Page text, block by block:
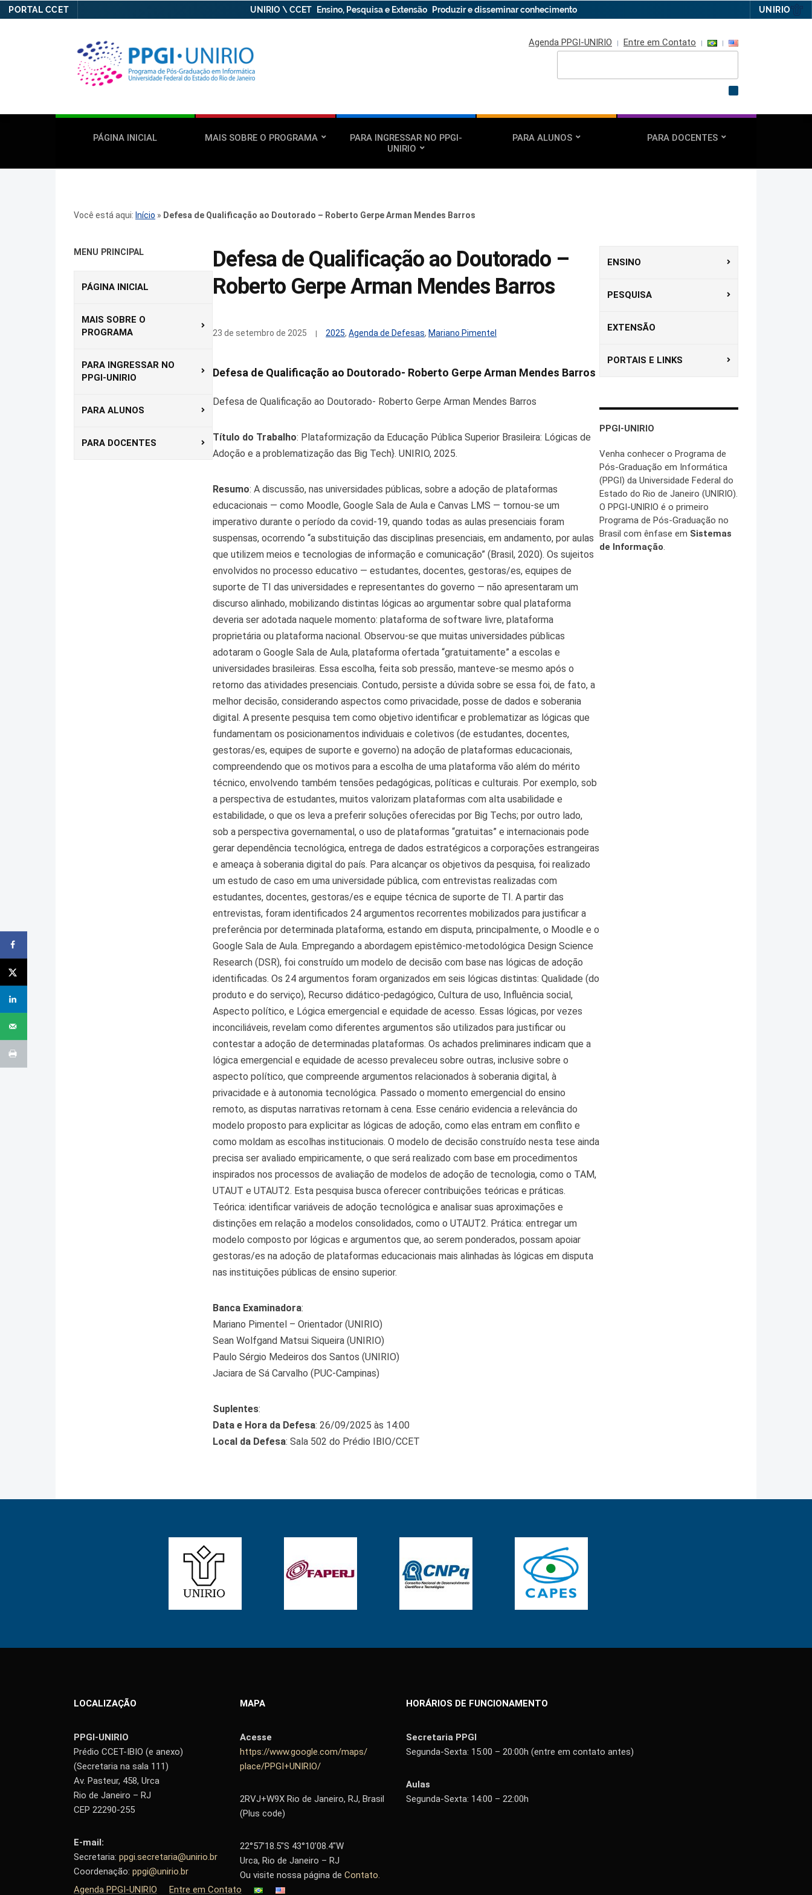
PORTAL CCET UNIRIO \ CCET Ensino, Pesquisa e Extensão Produzir e disseminar conhecimento UNIRIO
Agenda PPGI-UNIRIO Entre em Contato
por:
PÁGINA INICIAL MAIS SOBRE O PROGRAMA
PARA INGRESSAR NO PPGI-
UNIRIO
PARA ALUNOS PARA DOCENTES
Você está aqui: Início » Defesa de Qualificação ao Doutorado – Roberto Gerpe Arman Mendes Barros
MENU PRINCIPAL
PÁGINA INICIAL
MAIS SOBRE O
PROGRAMA
PARA INGRESSAR NO
PPGI-UNIRIO
PARA ALUNOS
PARA DOCENTES
Defesa de Qualificação ao Doutorado –
Roberto Gerpe Arman Mendes Barros
23 de setembro de 2025 2025, Agenda de Defesas, Mariano Pimentel
Defesa de Qualificação ao Doutorado- Roberto Gerpe Arman Mendes Barros
Defesa de Qualificação ao Doutorado- Roberto Gerpe Arman Mendes Barros
Título do Trabalho: Plataformização da Educação Pública Superior Brasileira: Lógicas de
Adoção e a problematização das Big Tech}. UNIRIO, 2025.
Resumo: A discussão, nas universidades públicas, sobre a adoção de plataformas
educacionais — como Moodle, Google Sala de Aula e Canvas LMS — tornou-se um
imperativo durante o período da covid-19, quando todas as aulas presenciais foram
suspensas, ocorrendo “a substituição das disciplinas presenciais, em andamento, por aulas
que utilizem meios e tecnologias de informação e comunicação” (Brasil, 2020). Os sujeitos
envolvidos no processo educativo — estudantes, docentes, gestoras/es, equipes de
suporte de TI das universidades e representantes do governo — não apresentaram um
discurso alinhado, mobilizando distintas lógicas ao argumentar sobre qual plataforma
deveria ser adotada naquele momento: plataforma de software livre, plataforma
proprietária ou plataforma nacional. Observou-se que muitas universidades públicas
adotaram o Google Sala de Aula, plataforma ofertada “gratuitamente” a escolas e
universidades brasileiras. Essa escolha, feita sob pressão, manteve-se mesmo após o
retorno das atividades presenciais. Contudo, persiste a dúvida sobre se essa foi, de fato, a
melhor decisão, considerando aspectos como privacidade, posse de dados e soberania
digital. A presente pesquisa tem como objetivo identificar e problematizar as lógicas que
fundamentam os posicionamentos individuais e coletivos (de estudantes, docentes,
gestoras/es, equipes de suporte e governo) na adoção de plataformas educacionais,
compreendendo que os motivos para a escolha de uma plataforma vão além do mérito
técnico, envolvendo também tensões pedagógicas, políticas e culturais. Por exemplo, sob
a perspectiva de estudantes, muitos valorizam plataformas com alta usabilidade e
estabilidade, o que os leva a preferir soluções oferecidas por Big Techs; por outro lado,
sob a perspectiva governamental, o uso de plataformas “gratuitas” e internacionais pode
gerar dependência tecnológica, entrega de dados estratégicos a corporações estrangeiras
e ameaça à soberania digital do país. Para alcançar os objetivos da pesquisa, foi realizado
um estudo de caso em uma universidade pública, com entrevistas realizadas com
estudantes, docentes, gestoras/es e equipe técnica de suporte de TI. A partir das
entrevistas, foram identificados 24 argumentos recorrentes mobilizados para justificar a
preferência por determinada plataforma, estando em disputa, principalmente, o Moodle e o
Google Sala de Aula. Empregando a abordagem epistêmico-metodológica Design Science
Research (DSR), foi construído um modelo de decisão com base nas lógicas de adoção
identificadas. Os 24 argumentos foram organizados em seis lógicas distintas: Qualidade (do
produto e do serviço), Recurso didático-pedagógico, Cultura de uso, Influência social,
Aspecto político, e Lógica emergencial e equidade de acesso. Essas lógicas, por vezes
inconciliáveis, revelam como diferentes argumentos são utilizados para justificar ou
contestar a adoção de determinadas plataformas. Os achados preliminares indicam que a
lógica emergencial e equidade de acesso prevaleceu sobre outras, inclusive sobre o
aspecto político, que compreende argumentos relacionados à soberania digital, à
privacidade e à autonomia tecnológica. Passado o momento emergencial do ensino
remoto, as disputas narrativas retornam à cena. Esse cenário evidencia a relevância do
modelo proposto para explicitar as lógicas de adoção, como elas entram em conflito e
como moldam as escolhas institucionais. O modelo de decisão construído nesta tese ainda
precisa ser avaliado empiricamente, o que será realizado com base em procedimentos
inspirados nos processos de avaliação de modelos de adoção de tecnologia, como o TAM,
UTAUT e UTAUT2. Esta pesquisa busca oferecer contribuições teóricas e práticas.
Teórica: identificar variáveis de adoção tecnológica e analisar suas aproximações e
distinções em relação a modelos consolidados, como o UTAUT2. Prática: entregar um
modelo composto por lógicas e argumentos que, ao serem ponderados, possam apoiar
gestoras/es na adoção de plataformas educacionais mais alinhadas às lógicas em disputa
nas instituições públicas de ensino superior.
Banca Examinadora:
Mariano Pimentel – Orientador (UNIRIO)
Sean Wolfgand Matsui Siqueira (UNIRIO)
Paulo Sérgio Medeiros dos Santos (UNIRIO)
Jaciara de Sá Carvalho (PUC-Campinas)
Suplentes:
Data e Hora da Defesa: 26/09/2025 às 14:00
Local da Defesa: Sala 502 do Prédio IBIO/CCET
ENSINO
PESQUISA
EXTENSÃO
PORTAIS E LINKS
PPGI-UNIRIO
Venha conhecer o Programa de
Pós-Graduação em Informática
(PPGI) da Universidade Federal do
Estado do Rio de Janeiro (UNIRIO).
O PPGI-UNIRIO é o primeiro
Programa de Pós-Graduação no
Brasil com ênfase em Sistemas
de Informação.
LOCALIZAÇÃO
PPGI-UNIRIO
Prédio CCET-IBIO (e anexo)
(Secretaria na sala 111)
Av. Pasteur, 458, Urca
Rio de Janeiro – RJ
CEP 22290-255
E-mail:
Secretaria: ppgi.secretaria@unirio.br
Coordenação: ppgi@unirio.br
MAPA
Acesse
https://www.google.com/maps/
place/PPGI+UNIRIO/
2RVJ+W9X Rio de Janeiro, RJ, Brasil
(Plus code)
22°57’18.5″S 43°10’08.4″W
Urca, Rio de Janeiro – RJ
Ou visite nossa página de Contato.
HORÁRIOS DE FUNCIONAMENTO
Secretaria PPGI
Segunda-Sexta: 15:00 – 20:00h (entre em contato antes)
Aulas
Segunda-Sexta: 14:00 – 22:00h
Agenda PPGI-UNIRIO Entre em Contato